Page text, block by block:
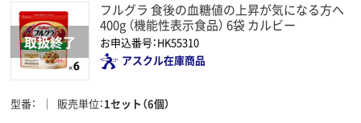
フルグラ 食後の血糖値の上昇が気になる方へ
400g （機能性表示食品） 6袋 カルビー
お申込番号：HK55310
アスクル在庫商品
型番 販売単位 1セット（6個）